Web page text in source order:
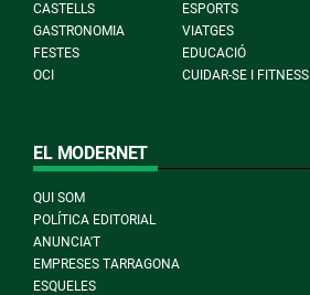
CASTELLS
ESPORTS
GASTRONOMIA
VIATGES
FESTES
EDUCACIÓ
OCI
CUIDAR-SE I FITNESS
EL MODERNET
QUI SOM
POLÍTICA EDITORIAL
ANUNCIA'T
EMPRESES TARRAGONA
ESQUELES